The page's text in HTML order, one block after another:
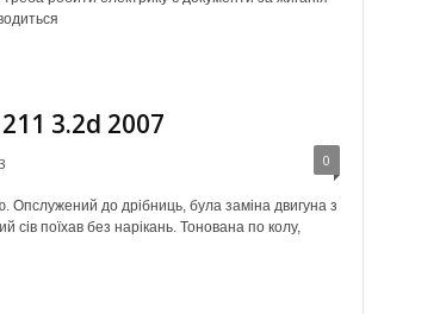
3.2d 2007
0
Опслужений до дрібниць, була заміна двигуна з
сів поїхав без нарікань. Тонована по колу,